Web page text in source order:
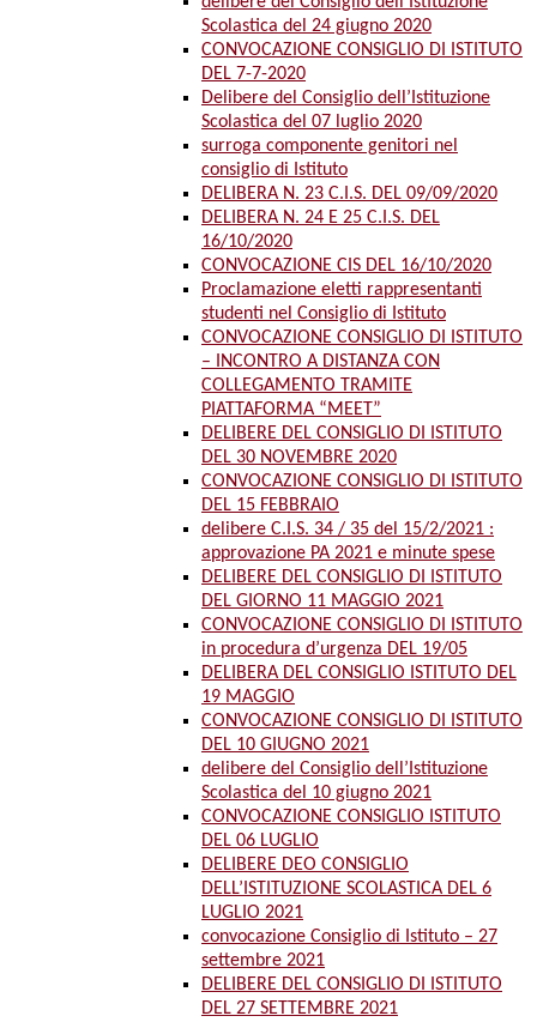
Scolastica del 24 giugno 2020
CONVOCAZIONE CONSIGLIO DI ISTITUTO
DEL 7-7-2020
Delibere del Consiglio dell’Istituzione
Scolastica del 07 luglio 2020
surroga componente genitori nel
consiglio di Istituto
DELIBERA N. 23 C.I.S. DEL 09/09/2020
DELIBERA N. 24 E 25 C.I.S. DEL
16/10/2020
CONVOCAZIONE CIS DEL 16/10/2020
Proclamazione eletti rappresentanti
studenti nel Consiglio di Istituto
CONVOCAZIONE CONSIGLIO DI ISTITUTO
– INCONTRO A DISTANZA CON
COLLEGAMENTO TRAMITE
PIATTAFORMA “MEET”
DELIBERE DEL CONSIGLIO DI ISTITUTO
DEL 30 NOVEMBRE 2020
CONVOCAZIONE CONSIGLIO DI ISTITUTO
DEL 15 FEBBRAIO
delibere C.I.S. 34 / 35 del 15/2/2021 :
approvazione PA 2021 e minute spese
DELIBERE DEL CONSIGLIO DI ISTITUTO
DEL GIORNO 11 MAGGIO 2021
CONVOCAZIONE CONSIGLIO DI ISTITUTO
in procedura d’urgenza DEL 19/05
DELIBERA DEL CONSIGLIO ISTITUTO DEL
19 MAGGIO
CONVOCAZIONE CONSIGLIO DI ISTITUTO
DEL 10 GIUGNO 2021
delibere del Consiglio dell’Istituzione
Scolastica del 10 giugno 2021
CONVOCAZIONE CONSIGLIO ISTITUTO
DEL 06 LUGLIO
DELIBERE DEO CONSIGLIO
DELL’ISTITUZIONE SCOLASTICA DEL 6
LUGLIO 2021
convocazione Consiglio di Istituto – 27
settembre 2021
DELIBERE DEL CONSIGLIO DI ISTITUTO
DEL 27 SETTEMBRE 2021